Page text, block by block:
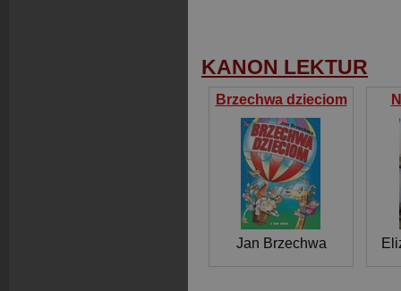
KANON LEKTUR
Brzechwa dzieciom
Jan Brzechwa